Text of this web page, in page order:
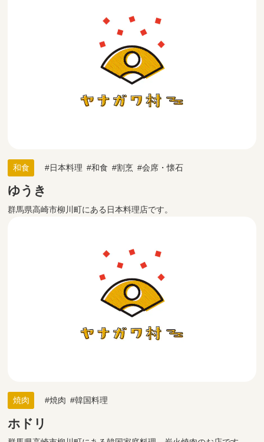
和食 日本料理 和食 割烹 会席・懐石
ゆうき
群馬県高崎市柳川町にある日本料理店です。
焼肉 焼肉 韓国料理
ホドリ